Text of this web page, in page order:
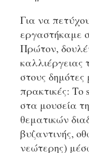
Για να
εργαστήκαμε
Πρώτον,
καλλιέργειας
στους
πρακτικές: Το
στα μουσεία
θεματικών
βυζαντινής,
νεώτερης)